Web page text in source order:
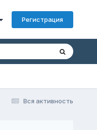
Регистрация
Вся активность